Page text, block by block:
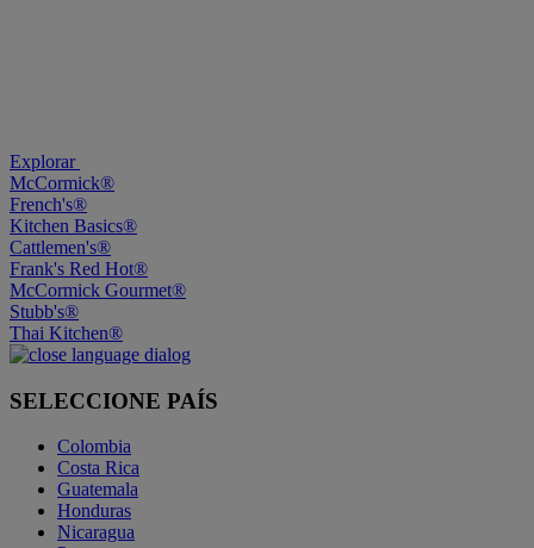
Explorar
McCormick®
French's®
Kitchen Basics®
Cattlemen's®
Frank's Red Hot®
McCormick Gourmet®
Stubb's®
Thai Kitchen®
SELECCIONE PAÍS
Colombia
Costa Rica
Guatemala
Honduras
Nicaragua